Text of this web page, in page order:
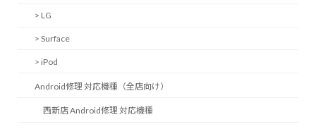
> LG
> Surface
> iPod
Android修理 対応機種（全店向け）
西新店 Android修理 対応機種